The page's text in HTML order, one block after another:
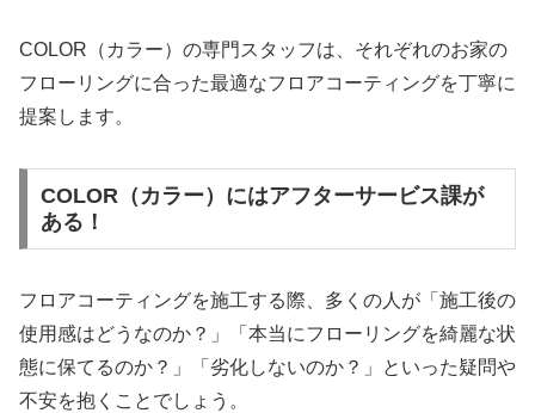
COLOR（カラー）の専門スタッフは、それぞれのお家の
フローリングに合った最適なフロアコーティングを丁寧に
提案します。
COLOR（カラー）にはアフターサービス課が
ある！
フロアコーティングを施工する際、多くの人が「施工後の
使用感はどうなのか？」「本当にフローリングを綺麗な状
態に保てるのか？」「劣化しないのか？」といった疑問や
不安を抱くことでしょう。